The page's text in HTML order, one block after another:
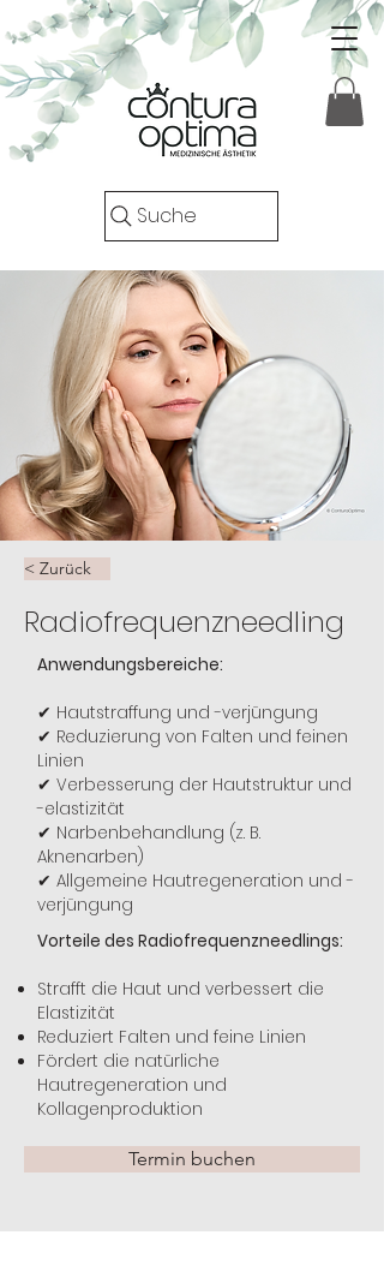
Suche
< Zurück
Radiofrequenzneedling
Anwendungsbereiche:
✔ Hautstraffung und -verjüngung
✔ Reduzierung von Falten und feinen
Linien
✔ Verbesserung der Hautstruktur und
-elastizität
✔ Narbenbehandlung (z. B.
Aknenarben)
✔ Allgemeine Hautregeneration und -
verjüngung
Vorteile des Radiofrequenzneedlings:
Strafft die Haut und verbessert die
Elastizität
Reduziert Falten und feine Linien
Fördert die natürliche
Hautregeneration und
Kollagenproduktion
Termin buchen